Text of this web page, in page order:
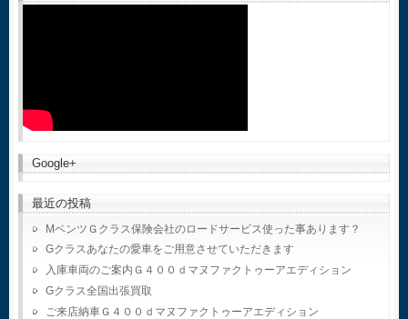
Google+
最近の投稿
MベンツＧクラス保険会社のロードサービス使った事あります？
Gクラスあなたの愛車をご用意させていただきます
入庫車両のご案内Ｇ４００ｄマヌファクトゥーアエディション
Gクラス全国出張買取
ご来店納車Ｇ４００ｄマヌファクトゥーアエディション